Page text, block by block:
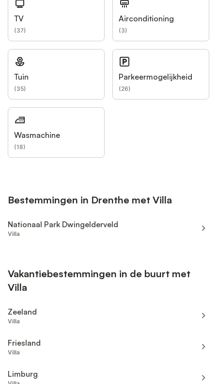
TV
(37)
Airconditioning
(3)
Tuin
(35)
Parkeermogelijkheid
(26)
Wasmachine
(18)
Bestemmingen in Drenthe met Villa
Nationaal Park Dwingelderveld
Villa
Vakantiebestemmingen in de buurt met
Villa
Zeeland
Villa
Friesland
Villa
Limburg